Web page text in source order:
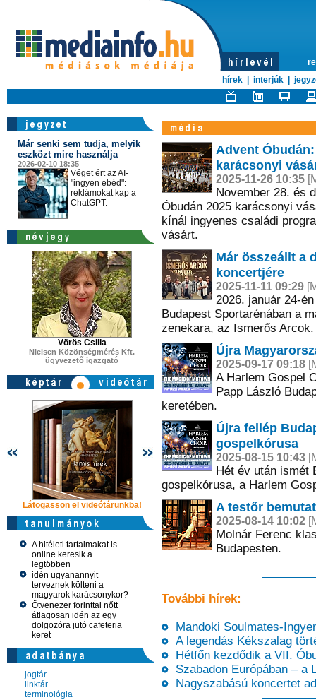
hírek
interjúk
Már senki sem tudja, melyik
eszközt mire használja
2026-02-10 18:35
Véget ért az AI-
"ingyen ebéd":
reklámokat kap a
ChatGPT.
Vörös Csilla
Nielsen Közönségmérés Kft.
ügyvezető igazgató
Látogasson el videótárunkba! Látogasson el videótárunkba!Látogasson
A hitéleti tartalmakat is
online keresik a
legtöbben
idén ugyanannyit
terveznek költeni a
magyarok karácsonykor?
Ötvenezer forinttal nőtt
átlagosan idén az egy
dolgozóra jutó cafeteria
keret
jogtár
linktár
terminológia
Advent
karácsonyi
2025-11-26 10:35
November 28. és
Óbudán 2025 karácsonyi
kínál ingyenes családi
vásárt.
Már összeállt a
koncertjére
2025-11-11 09:29
2026. január 24-
Budapest Sportarénában a
zenekara, az Ismerős Arcok.
Újra
2025-09-17 09:18
A Harlem Gospel
Papp László
keretében.
Újra fellép
gospelkórusa
2025-08-15 10:43
Hét év után ismét
gospelkórusa, a Harlem
A testőr
2025-08-14 10:02
Molnár Ferenc
Budapesten.
További hírek:
Mandoki Soulmates-
A legendás Kékszalag
Hétfőn kezdődik a VII.
Szabadon Európában – a
Nagyszabású koncertet